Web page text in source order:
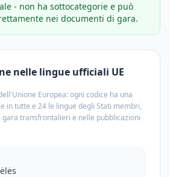
- non ha sottocategorie e può
nei documenti di gara.
nelle lingue ufficiali UE
Europea: ogni codice ha una
in tutte e 24 le lingue degli Stati membri,
gara transfrontalieri e nelle pubblicazioni